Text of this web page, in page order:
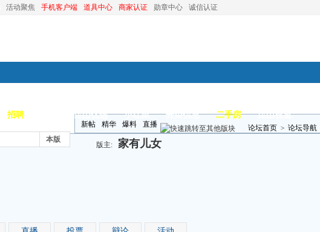
活动聚焦 手机客户端 道具中心 商家认证 勋章中心 诚信认证
招聘 昆山优选 小红娘 分类信息 二手房 昆山视窗
本版
新帖 精华 爆料 直播 论坛首页 > 论坛导航
版主: 家有儿女